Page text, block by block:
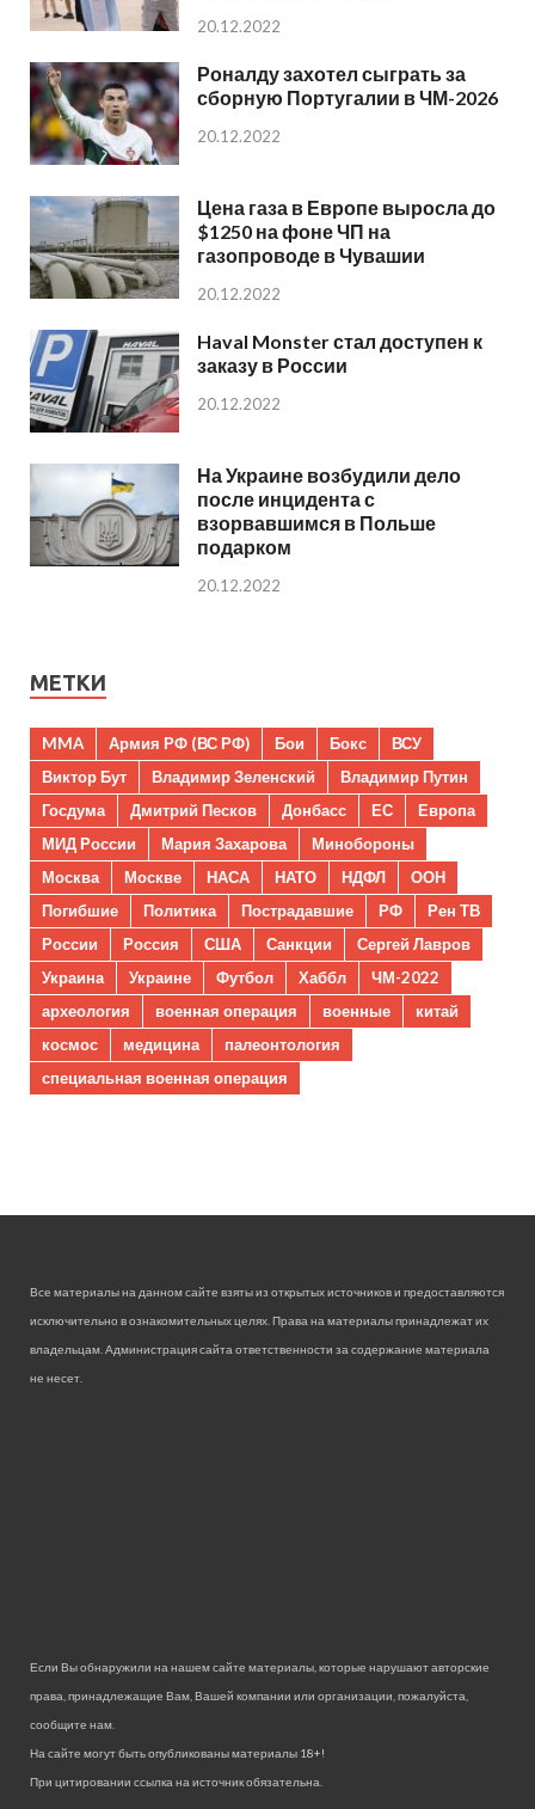
20.12.2022
Роналду захотел сыграть за
сборную Португалии в ЧМ-2026
20.12.2022
Цена газа в Европе выросла до
$1250 на фоне ЧП на
газопроводе в Чувашии
20.12.2022
Haval Monster стал доступен к
заказу в России
20.12.2022
На Украине возбудили дело
после инцидента с
взорвавшимся в Польше
подарком
20.12.2022
МЕТКИ
MMA Армия РФ (ВС РФ) Бои Бокс
ВСУ
Виктор Бут
Владимир Зеленский
Владимир Путин
Госдума
Дмитрий Песков Донбасс ЕС
Европа
МИД России
Мария Захарова
Минобороны
Москва
Москве НАСА НАТО НДФЛ
ООН
Погибшие
Политика Пострадавшие РФ
Рен ТВ
России
Россия США Санкции
Сергей Лавров
Украина
Украине Футбол Хаббл
ЧМ-2022
археология
военная операция военные
китай
космос
медицина
палеонтология
специальная военная операция
Все материалы на данном сайте взяты из открытых источников и предоставляются
исключительно в ознакомительных целях. Права на материалы принадлежат их
владельцам. Администрация сайта ответственности за содержание материала
не несет.
Если Вы обнаружили на нашем сайте материалы, которые нарушают авторские
права, принадлежащие Вам, Вашей компании или организации, пожалуйста,
сообщите нам.
На сайте могут быть опубликованы материалы 18+!
При цитировании ссылка на источник обязательна.